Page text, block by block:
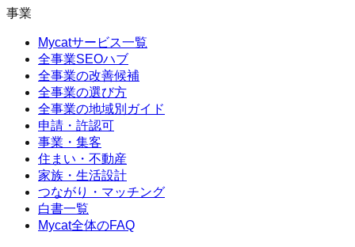
事業
Mycatサービス一覧
全事業SEOハブ
全事業の改善候補
全事業の選び方
全事業の地域別ガイド
申請・許認可
事業・集客
住まい・不動産
家族・生活設計
つながり・マッチング
白書一覧
Mycat全体のFAQ